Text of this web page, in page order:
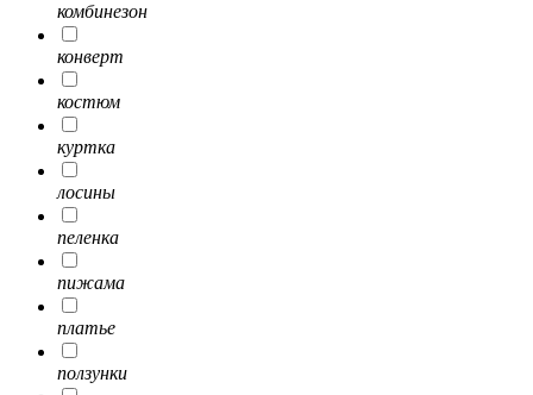
комбинезон
конверт
костюм
куртка
лосины
пеленка
пижама
платье
ползунки